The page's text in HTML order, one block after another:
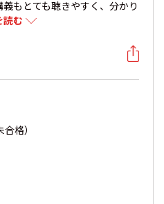
もとても聴きやすく、分かり
読む
格）